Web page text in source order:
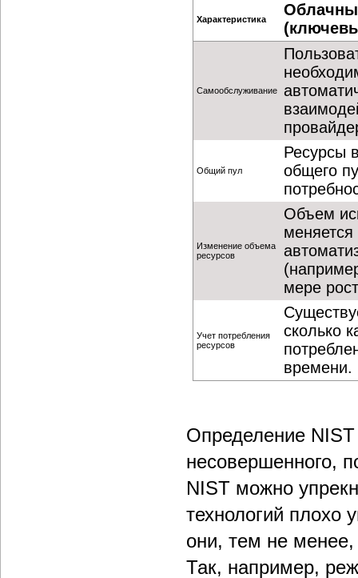
Характеристика
Самообслуживание
Общий пул
Ресурсы
общего
Изменение объема
ресурсов
Объем
мере
Учет потребления
ресурсов
сколько
времени.
Определение NIST
несовершенного,
NIST можно
технологий плохо
они, тем не
Так, например,